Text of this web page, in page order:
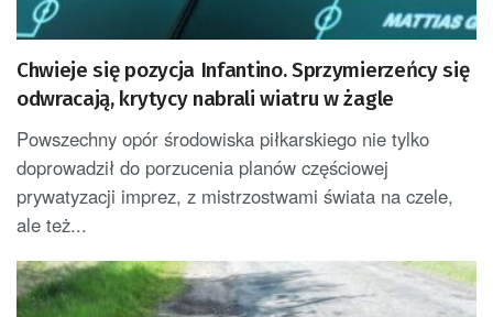
Chwieje się pozycja Infantino. Sprzymierzeńcy się
odwracają, krytycy nabrali wiatru w żagle
Powszechny opór środowiska piłkarskiego nie tylko
doprowadził do porzucenia planów częściowej
prywatyzacji imprez, z mistrzostwami świata na czele,
ale też...